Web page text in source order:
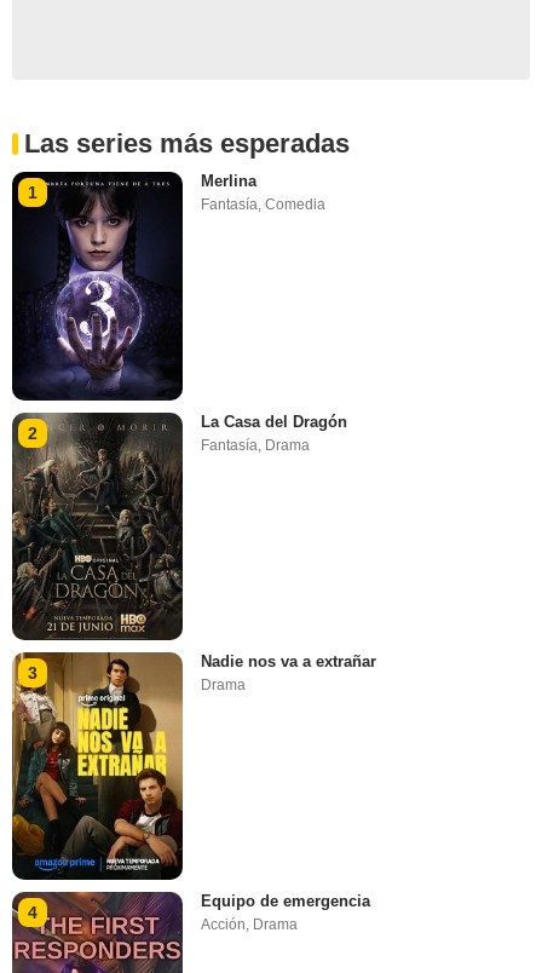
Las series más esperadas
1
Merlina
Fantasía,Comedia
2
La Casa del Dragón
Fantasía Drama
3
Nadie nos va a extrañar
Drama
4
Equipo de emergencia
Acción, Drama